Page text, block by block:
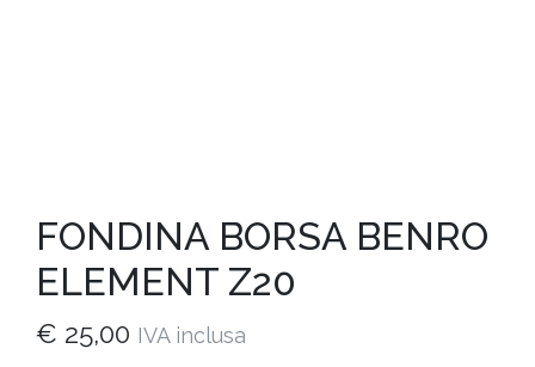
FONDINA BORSA BENRO
ELEMENT Z20
€ 25,00 IVA inclusa